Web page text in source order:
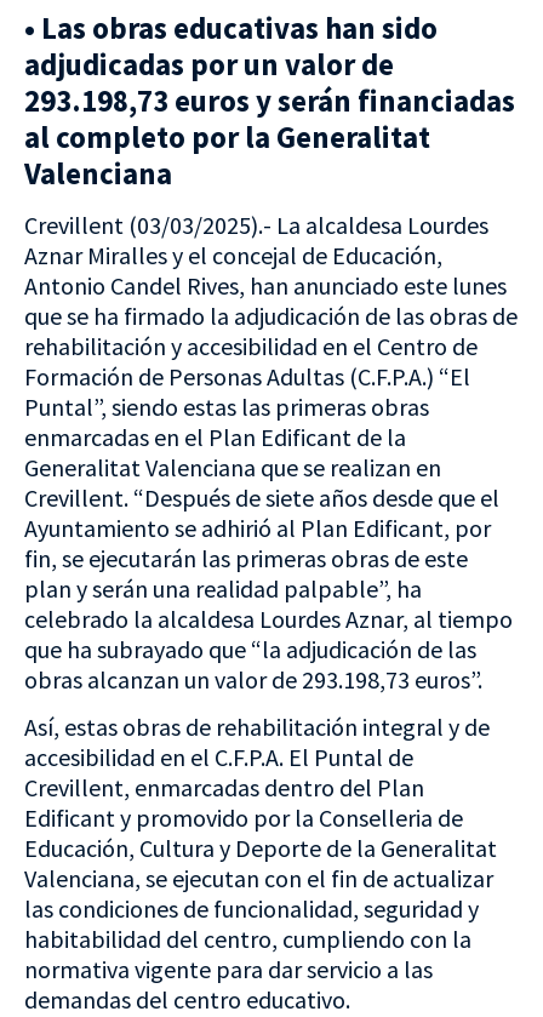
• Las obras educativas han sido
adjudicadas por un valor de
293.198,73 euros y serán financiadas
al completo por la Generalitat
Valenciana
Crevillent (03/03/2025).- La alcaldesa Lourdes
Aznar Miralles y el concejal de Educación,
Antonio Candel Rives, han anunciado este lunes
que se ha firmado la adjudicación de las obras de
rehabilitación y accesibilidad en el Centro de
Formación de Personas Adultas (C.F.P.A.) “El
Puntal”, siendo estas las primeras obras
enmarcadas en el Plan Edificant de la
Generalitat Valenciana que se realizan en
Crevillent. “Después de siete años desde que el
Ayuntamiento se adhirió al Plan Edificant, por
fin, se ejecutarán las primeras obras de este
plan y serán una realidad palpable”, ha
celebrado la alcaldesa Lourdes Aznar, al tiempo
que ha subrayado que “la adjudicación de las
obras alcanzan un valor de 293.198,73 euros”.
Así, estas obras de rehabilitación integral y de
accesibilidad en el C.F.P.A. El Puntal de
Crevillent, enmarcadas dentro del Plan
Edificant y promovido por la Conselleria de
Educación, Cultura y Deporte de la Generalitat
Valenciana, se ejecutan con el fin de actualizar
las condiciones de funcionalidad, seguridad y
habitabilidad del centro, cumpliendo con la
normativa vigente para dar servicio a las
demandas del centro educativo.